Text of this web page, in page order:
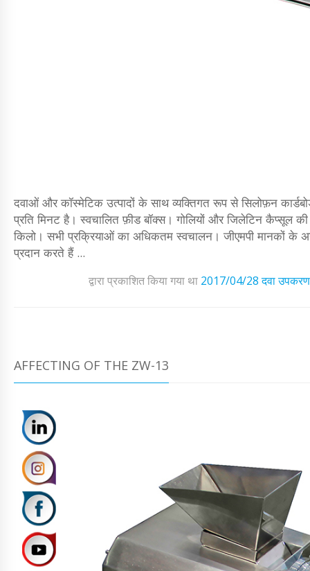
दवाओं और कॉस्मेटिक उत्पादों के साथ व्यक्तिगत रूप से सिलोफ़न
प्रति मिनट है। स्वचालित फ़ीड बॉक्स। गोलियों और जिलेटिन कैप्सूल
किलो। सभी प्रक्रियाओं का अधिकतम स्वचालन। जीएमपी मानकों के
प्रदान करते हैं ...
द्वारा प्रकाशित किया गया था 2017/04/28 दवा उपकरण
AFFECTING OF THE ZW-13